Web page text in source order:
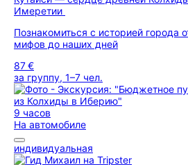
Имеретии
Познакомиться с историей города
мифов до наших дней
87 €
за группу, 1–7 чел.
9 часов
На автомобиле
индивидуальная